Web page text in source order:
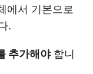
에서 기본으로
.
추가해야합니